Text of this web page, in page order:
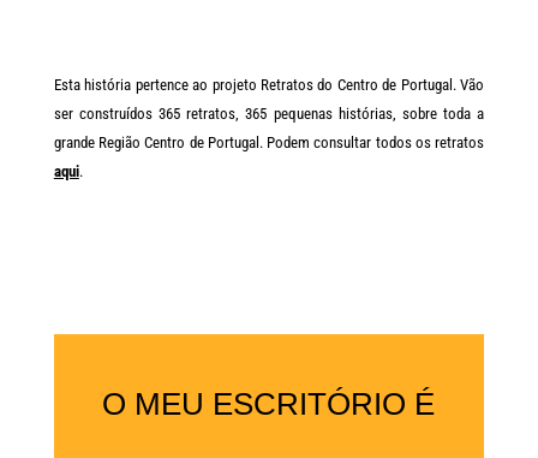
Esta história pertence ao projeto Retratos do Centro de Portugal. Vão
ser construídos 365 retratos, 365 pequenas histórias, sobre toda a
grande Região Centro de Portugal. Podem consultar todos os retratos
aqui.
O MEU ESCRITÓRIO É